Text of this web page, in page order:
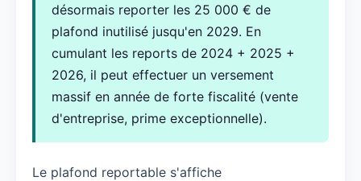
désormais reporter les 25 000 € de
plafond inutilisé jusqu'en 2029. En
cumulant les reports de 2024 + 2025 +
2026, il peut effectuer un versement
massif en année de forte fiscalité (vente
d'entreprise, prime exceptionnelle).
Le plafond reportable s'affiche